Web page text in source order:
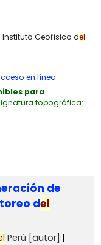
Instituto Geofísico del
en línea
para
topográfica:
de
del
Perú [autor]